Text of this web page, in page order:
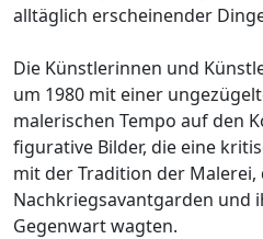
alltäglich erscheinender
Die Künstlerinnen und
um 1980 mit einer
malerischen Tempo auf den
figurative Bilder, die eine
mit der Tradition der Malerei,
Nachkriegsavantgarden und
Gegenwart wagten.